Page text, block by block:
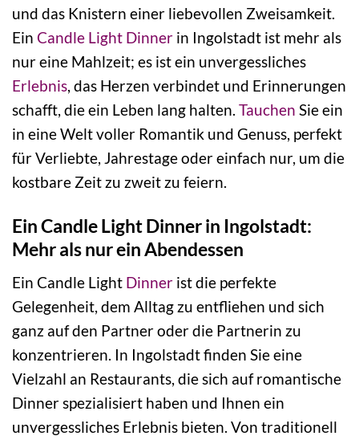
und das Knistern einer liebevollen Zweisamkeit.
Ein Candle Light Dinner in Ingolstadt ist mehr als
nur eine Mahlzeit; es ist ein unvergessliches
Erlebnis, das Herzen verbindet und Erinnerungen
schafft, die ein Leben lang halten. Tauchen Sie ein
in eine Welt voller Romantik und Genuss, perfekt
für Verliebte, Jahrestage oder einfach nur, um die
kostbare Zeit zu zweit zu feiern.
Ein Candle Light Dinner in Ingolstadt:
Mehr als nur ein Abendessen
Ein Candle Light Dinner ist die perfekte
Gelegenheit, dem Alltag zu entfliehen und sich
ganz auf den Partner oder die Partnerin zu
konzentrieren. In Ingolstadt finden Sie eine
Vielzahl an Restaurants, die sich auf romantische
Dinner spezialisiert haben und Ihnen ein
unvergessliches Erlebnis bieten. Von traditionell